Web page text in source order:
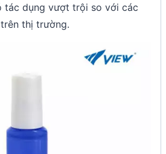
tác dụng vượt trội so với các
thị trường.